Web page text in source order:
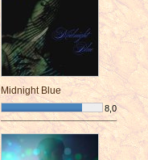
Midnight Blue
8,0
¯¯¯¯¯¯¯¯¯¯¯¯¯¯¯¯¯¯¯¯¯¯¯¯